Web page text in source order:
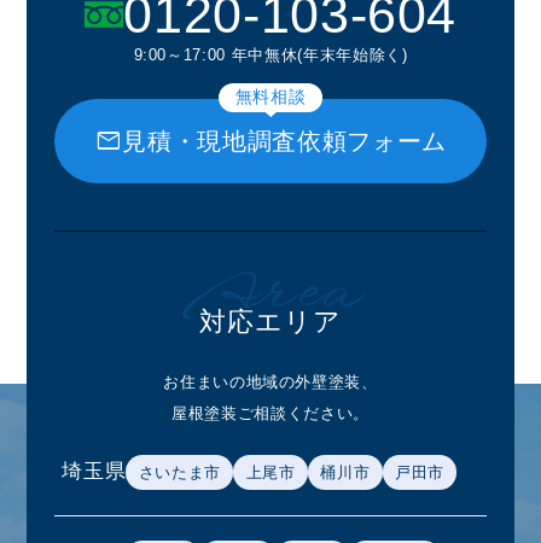
0120-103-604
9:00～17:00 年中無休(年末年始除く)
無料相談
mail 見積・現地調査依頼フォーム
対応エリア
Area
お住まいの地域の外壁塗装、
屋根塗装ご相談ください。
埼玉県 さいたま市 上尾市 桶川市 戸田市